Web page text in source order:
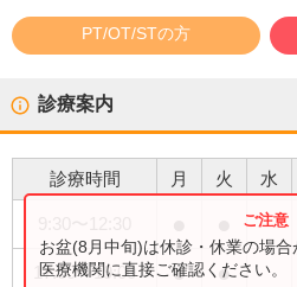
PT/OT/STの方
診療案内
診療時間 月 火 水
17:00〜19:00 ● ●
お盆(8月中旬)は休診・休業の場
医療機関に直接ご確認ください。